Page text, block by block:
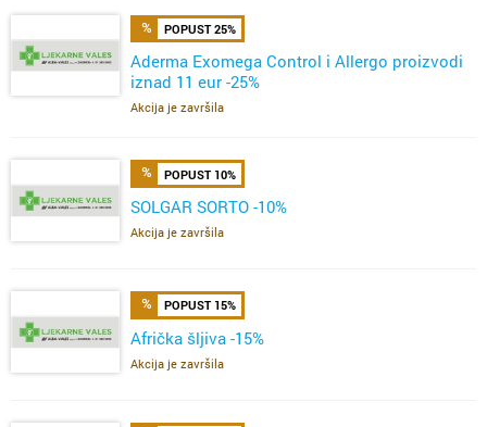
POPUST 25%
Aderma Exomega Control i Allergo proizvodi
iznad 11 eur -25%
Akcija je završila
POPUST 10%
SOLGAR SORTO -10%
Akcija je završila
POPUST 15%
Afrička šljiva -15%
Akcija je završila